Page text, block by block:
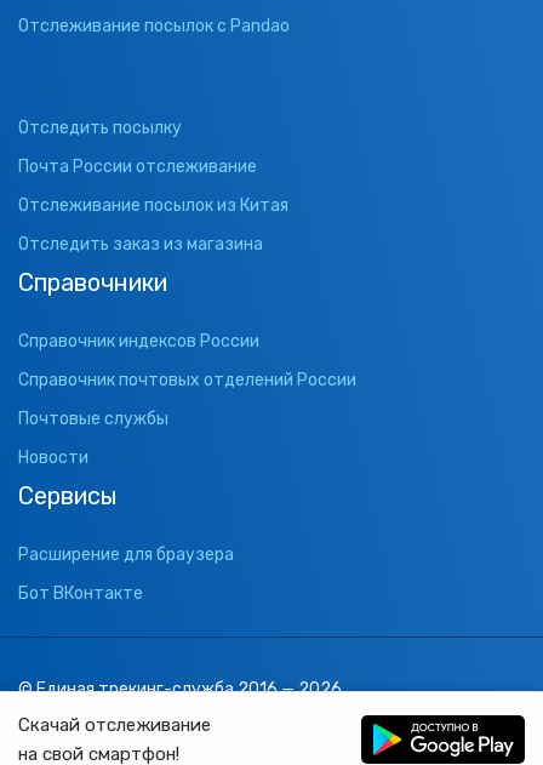
Скачай отслеживание
на свой смартфон!
Отслеживание посылок с Pandao
Отследить посылку
Почта России отслеживание
Отслеживание посылок из Китая
Отследить заказ из магазина
Справочники
Справочник индексов России
Справочник почтовых отделений России
Почтовые службы
Новости
Сервисы
Расширение для браузера
Бот ВКонтакте
© Единая трекинг-служба 2016 — 2026
support@1track.ru
1track.ru